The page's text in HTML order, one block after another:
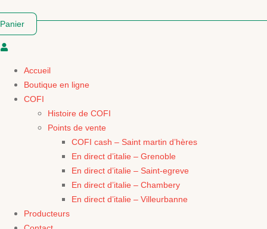
Panier
Accueil
Boutique en ligne
COFI
Histoire de COFI
Points de vente
COFI cash – Saint martin d’hères
En direct d’italie – Grenoble
En direct d’italie – Saint-egreve
En direct d’italie – Chambery
En direct d’italie – Villeurbanne
Producteurs